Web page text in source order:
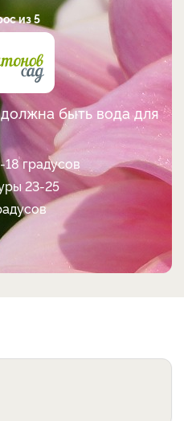
из 5
быть вода для
18 градусов
23-25